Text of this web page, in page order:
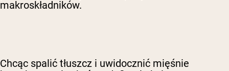
makroskładników.
Chcąc spalić tłuszcz i uwidocznić mięśnie